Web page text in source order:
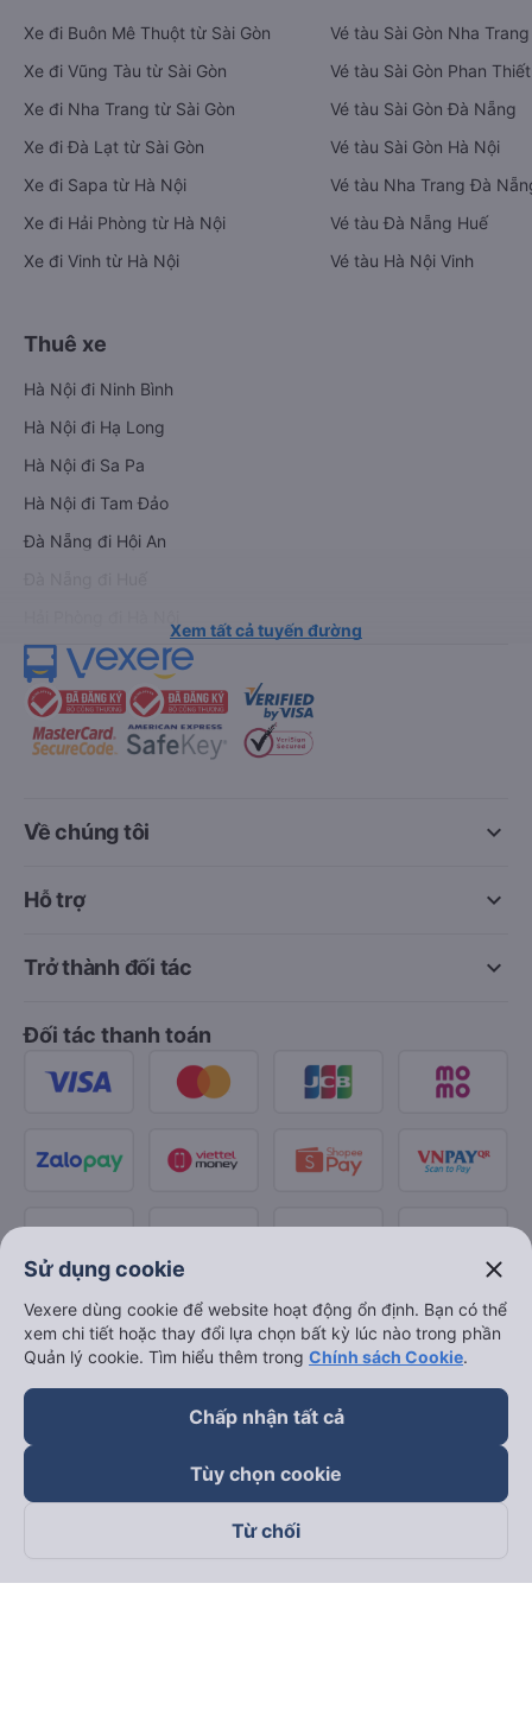
Xe đi Buôn Mê Thuột từ Sài Gòn
Xe đi Vũng Tàu từ Sài Gòn
Xe đi Nha Trang từ Sài Gòn
Xe đi Đà Lạt từ Sài Gòn
Xe đi Sapa từ Hà Nội
Xe đi Hải Phòng từ Hà Nội
Xe đi Vinh từ Hà Nội
Vé tàu Sài Gòn Nha Trang
Vé tàu Sài Gòn Phan Thiết
Vé tàu Sài Gòn Đà Nẵng
Vé tàu Sài Gòn Hà Nội
Vé tàu Nha Trang Đà
Vé tàu Đà Nẵng Huế
Vé tàu Hà Nội Vinh
Thuê xe
Hà Nội đi Ninh Bình
Hà Nội đi Hạ Long
Hà Nội đi Sa Pa
Hà Nội đi Tam Đảo
Đà Nẵng đi Hội An
Xem tất cả tuyến đường
keyboard_arrow_down
Về chúng tôi
keyboard_arrow_down
Hỗ trợ
keyboard_arrow_down
Trở thành đối tác
Đối tác thanh toán
Theo dõi chúng tôi trên
Sử dụng cookie close
Vexere dùng cookie để website hoạt động ổn định. Bạn có thể
xem chi tiết hoặc thay đổi lựa chọn bất kỳ lúc nào trong phần
Quản lý cookie. Tìm hiểu thêm trong Chính sách Cookie.
Chấp nhận tất cả
Tùy chọn cookie
Từ chối